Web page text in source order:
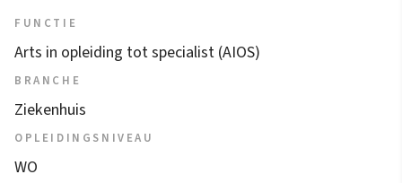
FUNCTIE
Arts in opleiding tot specialist (AIOS)
BRANCHE
Ziekenhuis
OPLEIDINGSNIVEAU
WO